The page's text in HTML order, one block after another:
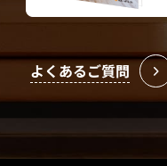
よくあるご質問